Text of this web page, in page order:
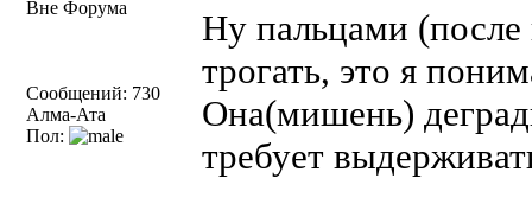
Вне Форума
Сообщений: 730
Алма-Ата
Пол:
Ну пальцами (после
трогать, это я
Она(мишень)
требует